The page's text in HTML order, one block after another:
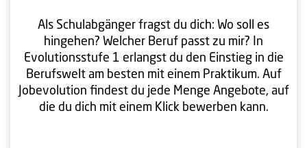
Als Schulabgänger fragst du dich: Wo soll es
hingehen? Welcher Beruf passt zu mir? In
Evolutionsstufe 1 erlangst du den Einstieg in die
Berufswelt am besten mit einem Praktikum. Auf
Jobevolution findest du jede Menge Angebote, auf
die du dich mit einem Klick bewerben kann.